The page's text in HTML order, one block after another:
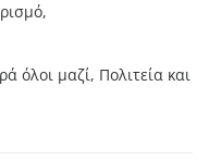
όλοι μαζί, Πολιτεία και